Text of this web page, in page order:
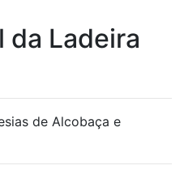
da Ladeira
de Alcobaça e